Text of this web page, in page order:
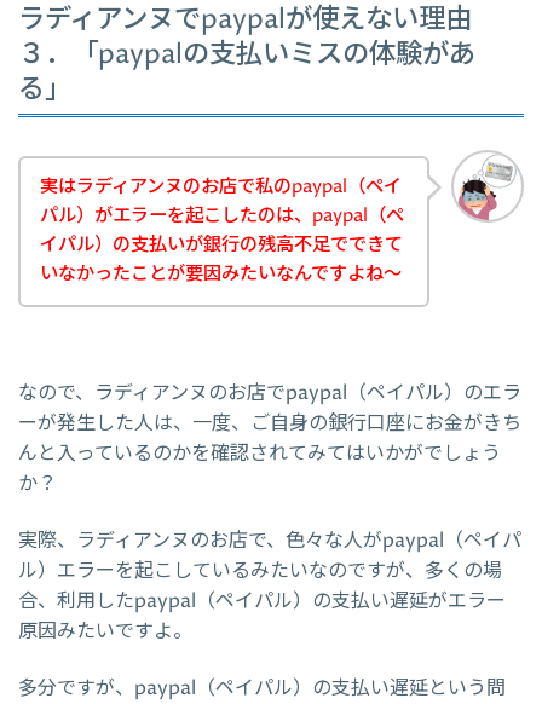
ラディアンヌでpaypalが使えない理由
３．「paypalの支払いミスの体験があ
る」
実はラディアンヌのお店で私のpaypal（ペイ
パル）がエラーを起こしたのは、paypal（ペ
イパル）の支払いが銀行の残高不足でできて
いなかったことが要因みたいなんですよね～
なので、ラディアンヌのお店でpaypal（ペイパル）のエラ
ーが発生した人は、一度、ご自身の銀行口座にお金がきち
んと入っているのかを確認されてみてはいかがでしょう
か？
実際、ラディアンヌのお店で、色々な人がpaypal（ペイパ
ル）エラーを起こしているみたいなのですが、多くの場
合、利用したpaypal（ペイパル）の支払い遅延がエラー
原因みたいですよ。
多分ですが、paypal（ペイパル）の支払い遅延という問